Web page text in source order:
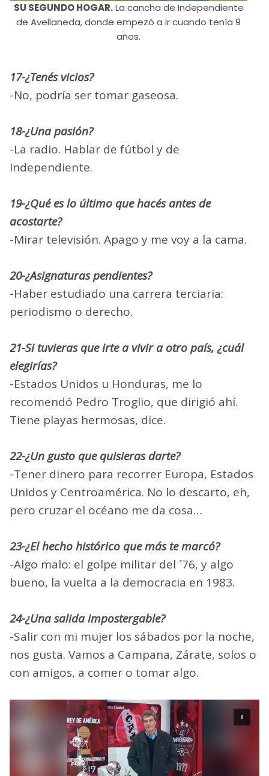
SU SEGUNDO HOGAR.La cancha de Independiente
de Avellaneda, donde empezó a ir cuando tenía 9
años.
17-¿Tenés vicios?
-No, podría ser tomar gaseosa.
18-¿Una pasión?
-La radio. Hablar de fútbol y de
Independiente.
19-¿Qué es lo último que hacés antes de
acostarte?
-Mirar televisión. Apago y me voy a la cama.
20-¿Asignaturas pendientes?
-Haber estudiado una carrera terciaria:
periodismo o derecho.
21-Si tuvieras que irte a vivir a otro país, ¿cuál
elegirías?
-Estados Unidos u Honduras, me lo
recomendó Pedro Troglio, que dirigió ahí.
Tiene playas hermosas, dice.
22-¿Un gusto que quisieras darte?
-Tener dinero para recorrer Europa, Estados
Unidos y Centroamérica. No lo descarto, eh,
pero cruzar el océano me da cosa…
23-¿El hecho histórico que más te marcó?
-Algo malo: el golpe militar del ´76, y algo
bueno, la vuelta a la democracia en 1983.
24-¿Una salida impostergable?
-Salir con mi mujer los sábados por la noche,
nos gusta. Vamos a Campana, Zárate, solos o
con amigos, a comer o tomar algo.